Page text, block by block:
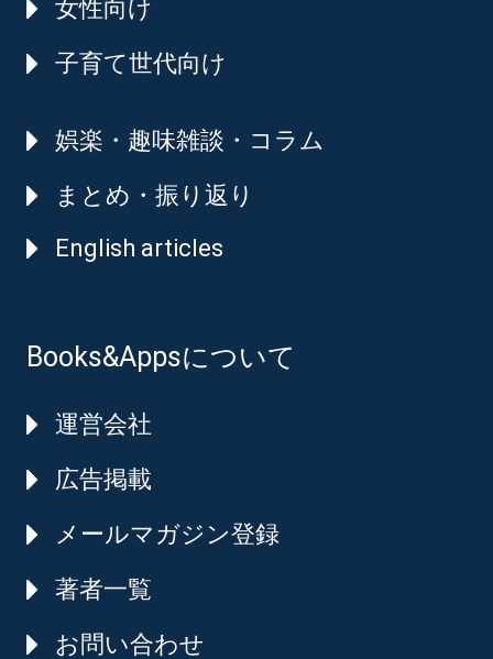
女性向け
子育て世代向け
娯楽・趣味雑談・コラム
まとめ・振り返り
English articles
Books&Appsについて
運営会社
広告掲載
メールマガジン登録
著者一覧
お問い合わせ